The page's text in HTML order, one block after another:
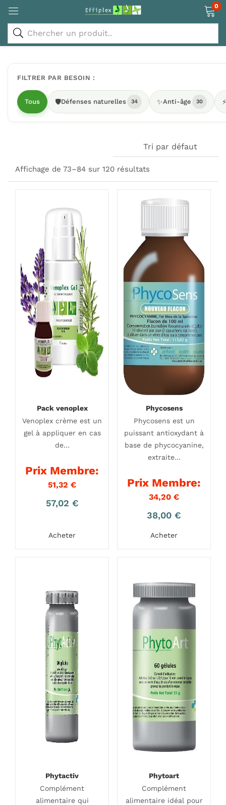
0
FILTRER PAR BESOIN :
Tous 🛡️Défenses naturelles 34 ✨Anti-âge 30 ⚡
Affichage de 73–84 sur 120 résultats
Tri par défaut
Pack venoplex
Venoplex crème est un
gel à appliquer en cas
de…
Prix Membre:
51,32 €
57,02 €
Acheter
Phycosens
Phycosens est un
puissant antioxydant à
base de phycocyanine,
extraite…
Prix Membre:
34,20 €
38,00 €
Acheter
Phytactiv
Complément
alimentaire qui
Phytoart
Complément
alimentaire idéal pour